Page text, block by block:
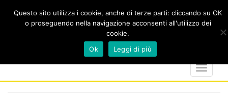
marker
calendar
Toggle
Questo sito utilizza i cookie, anche di terze parti: cliccando su OK
o proseguendo nella navigazione acconsenti all'utilizzo dei
cookie.
Ok
Leggi di più